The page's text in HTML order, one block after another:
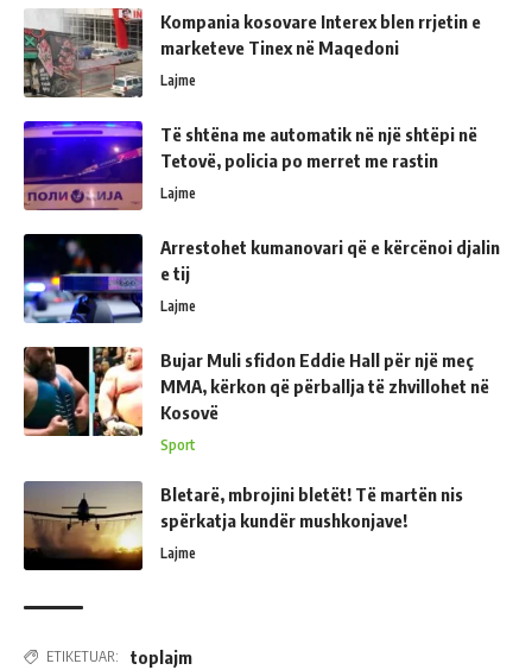
Kompania kosovare Interex blen rrjetin e
marketeve Tinex në Maqedoni
Lajme
Të shtëna me automatik në një shtëpi në
Tetovë, policia po merret me rastin
Lajme
Arrestohet kumanovari që e kërcënoi djalin
e tij
Lajme
Bujar Muli sfidon Eddie Hall për një meç
MMA, kërkon që përballja të zhvillohet në
Kosovë
Sport
Bletarë, mbrojini bletët! Të martën nis
spërkatja kundër mushkonjave!
Lajme
ETIKETUAR: toplajm